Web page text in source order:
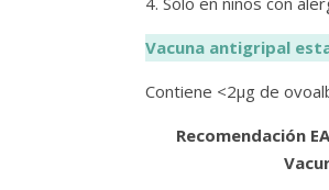
Vacuna antigripal
Contiene <2µg de
Recomendación